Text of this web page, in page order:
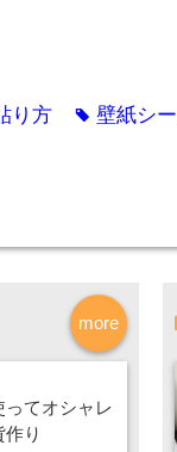
り方 tag 壁紙シ
more
てオシャレ
り